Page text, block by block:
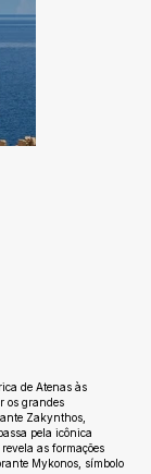
de Atenas às
os grandes
Zakynthos,
pela icônica
as formações
Mykonos, símbolo